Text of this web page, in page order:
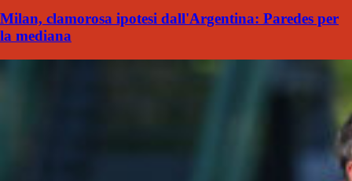
Milan, clamorosa ipotesi dall'Argentina: Paredes per
la mediana